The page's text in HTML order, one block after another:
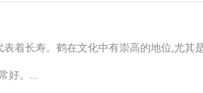
着长寿。鹤在文化中有崇高的地位,尤其
好。...